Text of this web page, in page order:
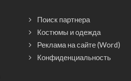
Поиск партнера
Костюмы и одежда
Реклама на сайте (Word)
Конфиденциальность